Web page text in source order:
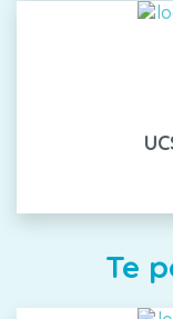
Te